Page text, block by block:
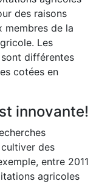
des raisons
membres de la
Les
différentes
cotées en
innovante!
des
entre 2011
agricoles